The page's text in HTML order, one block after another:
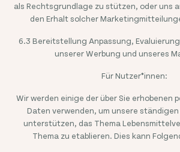
als Rechtsgrundlage zu stützen, oder uns
den Erhalt solcher
6.3 Bereitstellung Anpassung,
unserer Werbung und unseres
Für Nutzer*innen:
Wir werden einige der über Sie erhobenen
Daten verwenden, um unsere
unterstützen, das Thema
Thema zu etablieren. Dies kann